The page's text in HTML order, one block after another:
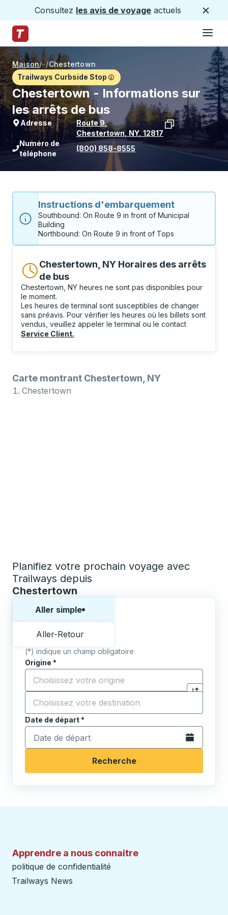
Consultez les avis de voyage actuels
Page d'accueil des sentiers
Maison/ /Chestertown
Trailways Curbside Stop
Chestertown - Informations sur
les arrêts de bus
Adresse Route 9,
Chestertown, NY, 12817
Voir l'emplacement de l'arrêt sur
Numéro de
téléphone
(800) 858-8555
Instructions d'embarquement
Southbound: On Route 9 in front of Municipal
Building
Northbound: On Route 9 in front of Tops
Chestertown, NY Horaires des arrêts
de bus
Chestertown, NY heures ne sont pas disponibles pour
le moment.
Les heures de terminal sont susceptibles de changer
sans préavis. Pour vérifier les heures où les billets sont
vendus, veuillez appeler le terminal ou le contact
Service Client.
Carte montrant Chestertown, NY
Chestertown
Planifiez votre prochain voyage avec
Trailways depuis
Chestertown
Aller simple
Aller-Retour
(*) indique un champ obligatoire
Origine *
Commencez à saisir la ville d'origine pour ouvrir
Cliquez
Destination*
Commencez à saisir la ville de destination pour
Date de départ*
Tapez la date au format date Barre oblique du mois à
Ouvrez le
Recherche
Apprendre a nous connaitre
politique de confidentialité
Trailways News